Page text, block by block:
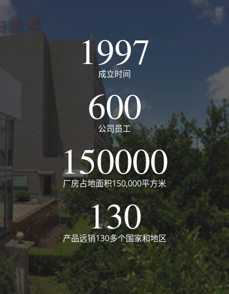
1997
成立时间
600
公司员工
150000
厂房占地面积150,000平方米
130
产品远销130多个国家和地区